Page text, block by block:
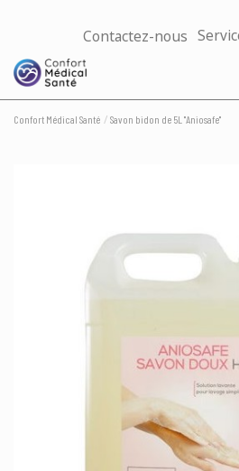
Contactez-nous
Confort Médical Santé Savon bidon de 5L "Aniosafe"